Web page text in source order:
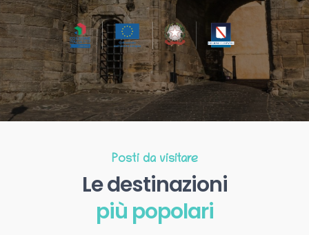
Posti da visitare
Le destinazioni
più popolari